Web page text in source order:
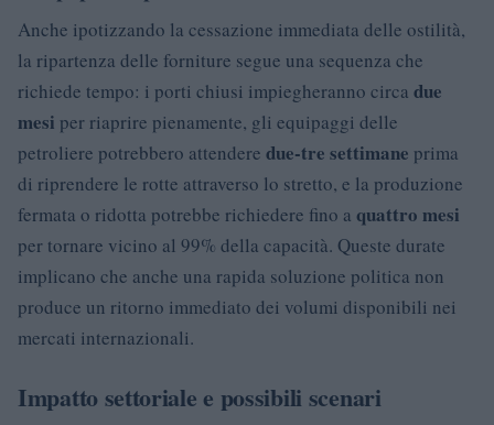
Anche ipotizzando la cessazione immediata delle ostilità,
la ripartenza delle forniture segue una sequenza che
richiede tempo: i porti chiusi impiegheranno circa due
mesi per riaprire pienamente, gli equipaggi delle
petroliere potrebbero attendere due-tre settimane prima
di riprendere le rotte attraverso lo stretto, e la produzione
fermata o ridotta potrebbe richiedere fino a quattro mesi
per tornare vicino al 99% della capacità. Queste durate
implicano che anche una rapida soluzione politica non
produce un ritorno immediato dei volumi disponibili nei
mercati internazionali.
Impatto settoriale e possibili scenari